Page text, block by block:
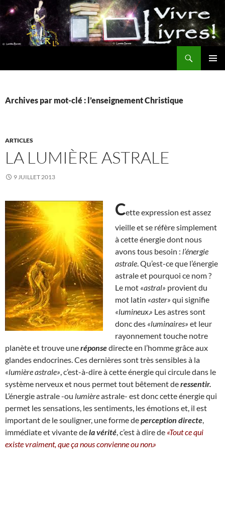
Aller
au
contenu
Archives par mot-clé : l’enseignement Christique
ARTICLES
LA LUMIÈRE ASTRALE
9 JUILLET 2013
Cette expression est assez
vieille et se réfère simplement
à cette énergie dont nous
avons tous besoin : l’énergie
astrale . Qu’est-ce que l’énergie
astrale et pourquoi ce nom ?
Le mot «astral» provient du
mot latin «aster» qui signifie
«lumineux.» Les astres sont
donc des «luminaires» et leur
rayonnement touche notre
planète et trouve uneréponsedirecte en l’homme grâce aux
glandes endocrines. Ces dernières sont très sensibles à la
«lumière astrale» , c’est-à-dire à cette énergie qui circule dans le
système nerveux et nous permet tout bêtement deressentir.
L’énergie astrale -ou lumièreastrale- est donc cette énergie qui
permet les sensations, les sentiments, les émotions et, il est
important de le souligner, une forme deperception directe
immédiate et vivante dela vérité , c’est à dire de «Tout ce qui
existe vraiment, que ça nous convienne ou non.»